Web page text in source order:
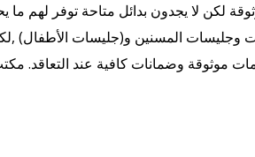
لكن لا يجدون بدائل متاحة توفر لهم ما
وجليسات المسنين و(جليسات الأطفال)
موثوقة وضمانات كافية عند التعاقد.